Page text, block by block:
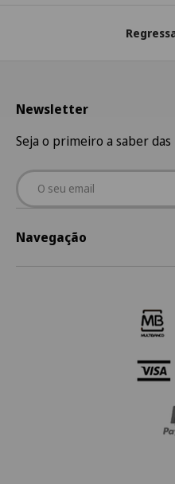
Newsletter
Seja o primeiro a saber
Email
Navegação